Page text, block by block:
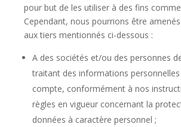
pour but de les utiliser à des fins
Cependant, nous pourrions être
aux tiers mentionnés ci-dessous :
A des sociétés et/ou des personnes
traitant des informations
compte, conformément à nos
règles en vigueur concernant la
données à caractère personnel ;